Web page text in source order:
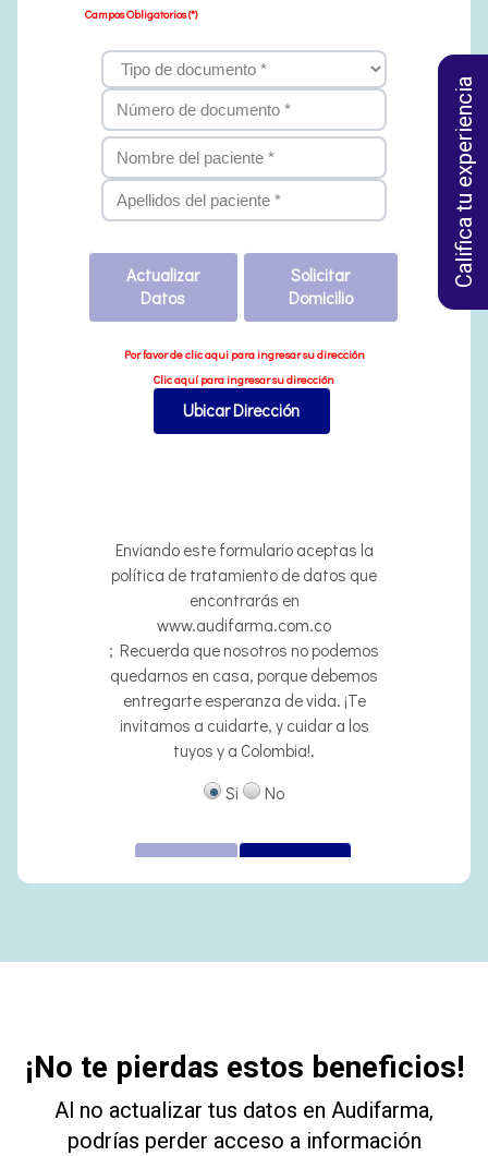
¡No te pierdas estos beneficios!
Al no actualizar tus datos en Audifarma,
podrías perder acceso a información
Califica tu experiencia